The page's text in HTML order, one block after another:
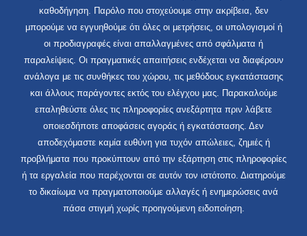
καθοδήγηση. Παρόλο που στοχεύουμε στην ακρίβεια, δεν
μπορούμε να εγγυηθούμε ότι όλες οι μετρήσεις, οι υπολογισμοί ή
οι προδιαγραφές είναι απαλλαγμένες από σφάλματα ή
παραλείψεις. Οι πραγματικές απαιτήσεις ενδέχεται να διαφέρουν
ανάλογα με τις συνθήκες του χώρου, τις μεθόδους εγκατάστασης
και άλλους παράγοντες εκτός του ελέγχου μας. Παρακαλούμε
επαληθεύστε όλες τις πληροφορίες ανεξάρτητα πριν λάβετε
οποιεσδήποτε αποφάσεις αγοράς ή εγκατάστασης. Δεν
αποδεχόμαστε καμία ευθύνη για τυχόν απώλειες, ζημιές ή
προβλήματα που προκύπτουν από την εξάρτηση στις πληροφορίες
ή τα εργαλεία που παρέχονται σε αυτόν τον ιστότοπο. Διατηρούμε
το δικαίωμα να πραγματοποιούμε αλλαγές ή ενημερώσεις ανά
πάσα στιγμή χωρίς προηγούμενη ειδοποίηση.